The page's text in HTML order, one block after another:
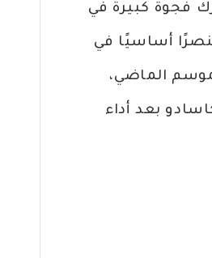
فجوة كبيرة في
أساسيًا في
الماضي،
بعد أداء